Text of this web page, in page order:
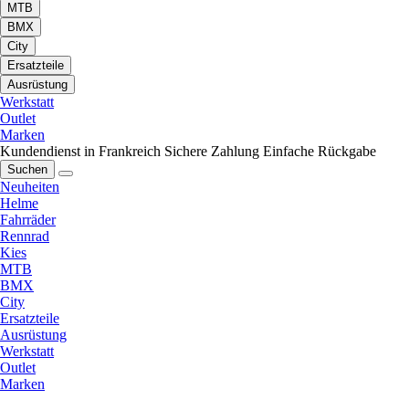
MTB
BMX
City
Ersatzteile
Ausrüstung
Werkstatt
Outlet
Marken
Kundendienst in Frankreich Sichere Zahlung Einfache Rückgabe
Suchen
Neuheiten
Helme
Fahrräder
Rennrad
Kies
MTB
BMX
City
Ersatzteile
Ausrüstung
Werkstatt
Outlet
Marken